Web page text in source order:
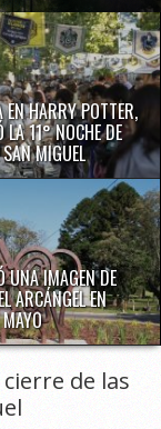
HARRY POTTER,
LA 11° NOCHE DE
MIGUEL
UNA IMAGEN DE
ARCÁNGEL EN
de las